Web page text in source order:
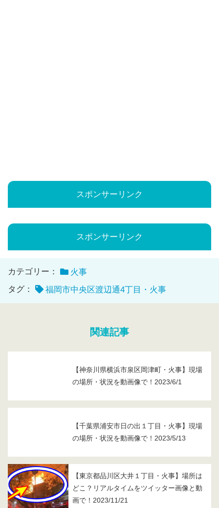
スポンサーリンク
スポンサーリンク
カテゴリー：
火事
タグ：
福岡市中央区渡辺通4丁目・火事
関連記事
【神奈川県横浜市泉区岡津町・火事】現場
の場所・状況を動画像で！2023/6/1
【千葉県浦安市日の出１丁目・火事】現場
の場所・状況を動画像で！2023/5/13
【東京都品川区大井１丁目・火事】場所は
どこ？リアルタイムをツイッター画像と動
画で！2023/11/21